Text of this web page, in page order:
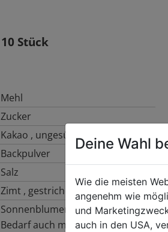
10 Stück
Mehl
Zucker
Kakao , ungesüßt
Backpulver
Salz
Zimt , gestrichen
Sonnenblumenöl , nach
Bedarf auch mehr
Deine Wahl
Wie die meisten
angenehm wie
und
auch in den USA,